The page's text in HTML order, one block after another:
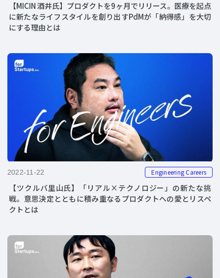
【MICIN 酒井氏】プロダクトを9ヶ月でリリース。医療を起点
に新たなライフスタイルを創り出すPdMが「納得感」を大切
にする理由とは
2022-11-22 Engineering Careers
【ツクルバ里山氏】「リアル×テクノロジー」の新たな挑
戦。意思決定とともに積み重なるプロダクトへの愛とリスペ
クトとは